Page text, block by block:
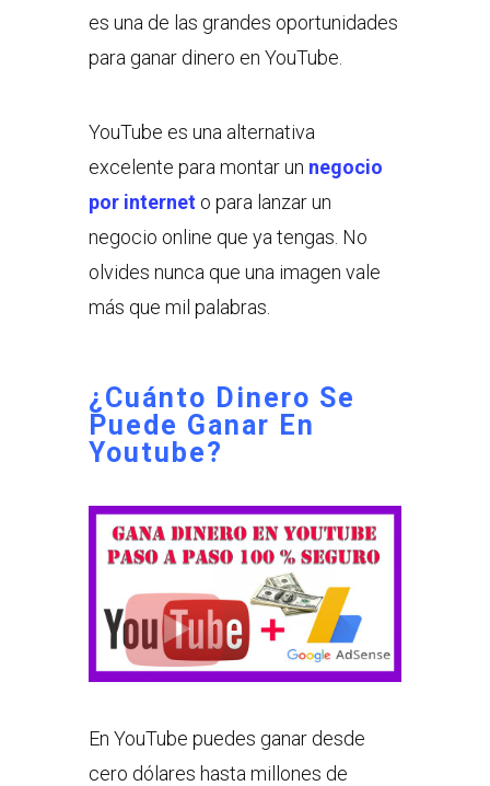
es una de las grandes oportunidades
para ganar dinero en YouTube.
YouTube es una alternativa
excelente para montar un negocio
por internet o para lanzar un
negocio online que ya tengas. No
olvides nunca que una imagen vale
más que mil palabras.
¿Cuánto Dinero Se
Puede Ganar En
Youtube?
En YouTube puedes ganar desde
cero dólares hasta millones de